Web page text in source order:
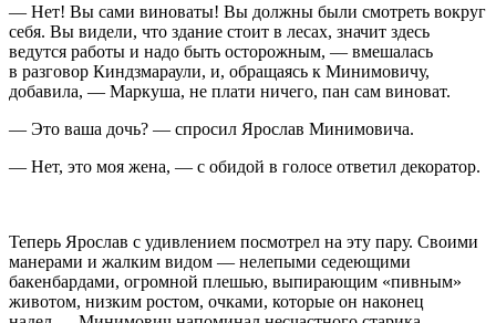
— Нет! Вы сами виноваты! Вы должны были смотреть вокруг
себя. Вы видели, что здание стоит в лесах, значит здесь
ведутся работы и надо быть осторожным, — вмешалась
в разговор Киндзмараули, и, обращаясь к Минимовичу,
добавила, — Маркуша, не плати ничего, пан сам виноват.
— Это ваша дочь? — спросил Ярослав Минимовича.
— Нет, это моя жена, — с обидой в голосе ответил декоратор.
Теперь Ярослав с удивлением посмотрел на эту пару. Своими
манерами и жалким видом — нелепыми седеющими
бакенбардами, огромной плешью, выпирающим «пивным»
животом, низким ростом, очками, которые он наконец